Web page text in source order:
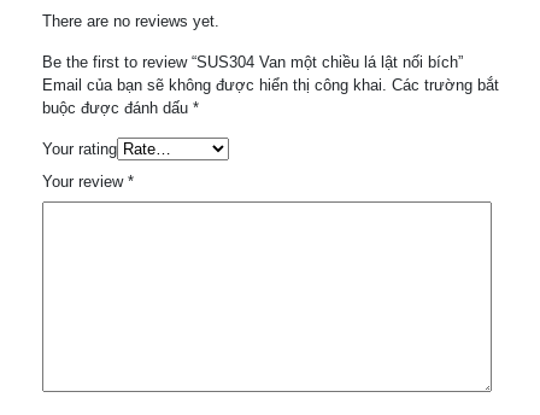
There are no reviews yet.
Be the first to review “SUS304 Van một chiều lá lật nối bích”
Email của bạn sẽ không được hiển thị công khai. Các trường bắt
buộc được đánh dấu *
Your rating
Your review *